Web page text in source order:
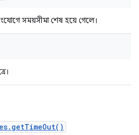
সময়সীমা শেষ হয়ে গেলে।